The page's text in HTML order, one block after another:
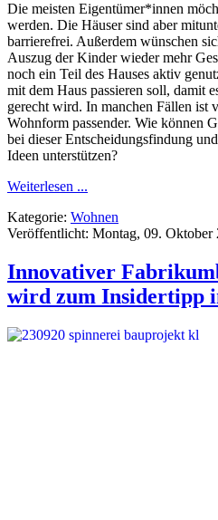
Die meisten Eigentümer*innen
werden. Die Häuser sind aber
barrierefrei. Außerdem wünschen
Auszug der Kinder wieder mehr
noch ein Teil des Hauses aktiv
mit dem Haus passieren soll, damit
gerecht wird. In manchen Fällen ist
Wohnform passender. Wie können
bei dieser Entscheidungsfindung
Ideen unterstützen?
Weiterlesen ...
Kategorie: Wohnen
Veröffentlicht: Montag, 09. Oktober
Innovativer
wird zum Insidertipp